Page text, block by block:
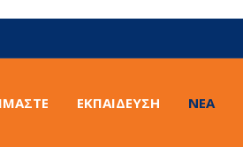
ΕΚΠΑΙΔΕΥΣΗ ΝΈΑ